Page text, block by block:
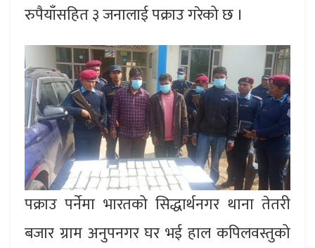
रुपैयाँसहित ३ जनालाई पक्राउ गरेको छ ।
पक्राउ पर्नेमा भारतको सिद्धार्थनगर थाना तेतरी
बजार ग्राम अनुपनगर घर भई हाल कपिलवस्तुको